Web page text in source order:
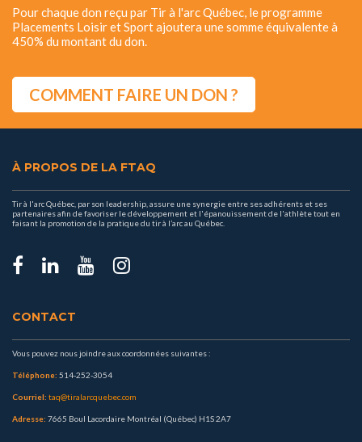
Pour chaque don reçu par Tir à l'arc Québec, le programme
Placements Loisir et Sport ajoutera une somme équivalente à
450% du montant du don.
COMMENT FAIRE UN DON ?
À PROPOS DE LA FTAQ
Tir à l'arc Québec, par son leadership, assure une synergie entre ses adhérents et ses
partenaires afin de favoriser le développement et l'épanouissement de l'athlète tout en
faisant la promotion de la pratique du tir à l’arc au Québec.
CONTACT
Vous pouvez nous joindre aux coordonnées suivantes :
Téléphone: 514-252-3054
Courriel: taq@tiralarcquebec.com
Adresse: 7665 Boul Lacordaire Montréal (Québec) H1S 2A7